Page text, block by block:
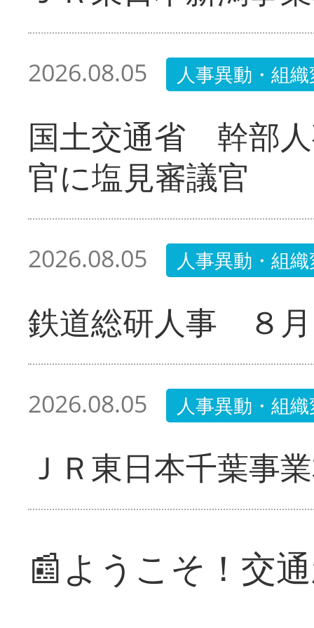
2026.08.05 人事異動・組
国土交通省 幹部
官に塩見審議官
2026.08.05 人事異動・組
鉄道総研人事 ８
2026.08.05 人事異動・組
ＪＲ東日本千葉事
📰ようこそ！交